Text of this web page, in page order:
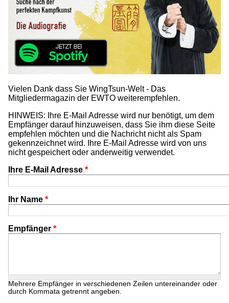
Vielen Dank dass Sie WingTsun-Welt - Das
Mitgliedermagazin der EWTO weiterempfehlen.
HINWEIS: Ihre E-Mail Adresse wird nur benötigt, um dem
Empfänger darauf hinzuweisen, dass Sie ihm diese Seite
empfehlen möchten und die Nachricht nicht als Spam
gekennzeichnet wird. Ihre E-Mail Adresse wird von uns
nicht gespeichert oder anderweitig verwendet.
Ihre E-Mail Adresse *
Ihr Name *
Empfänger *
Mehrere Empfänger in verschiedenen Zeilen untereinander oder
durch Kommata getrennt angeben.